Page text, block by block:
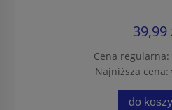
39,99
Cena regularna:
Najniższa cena:
do